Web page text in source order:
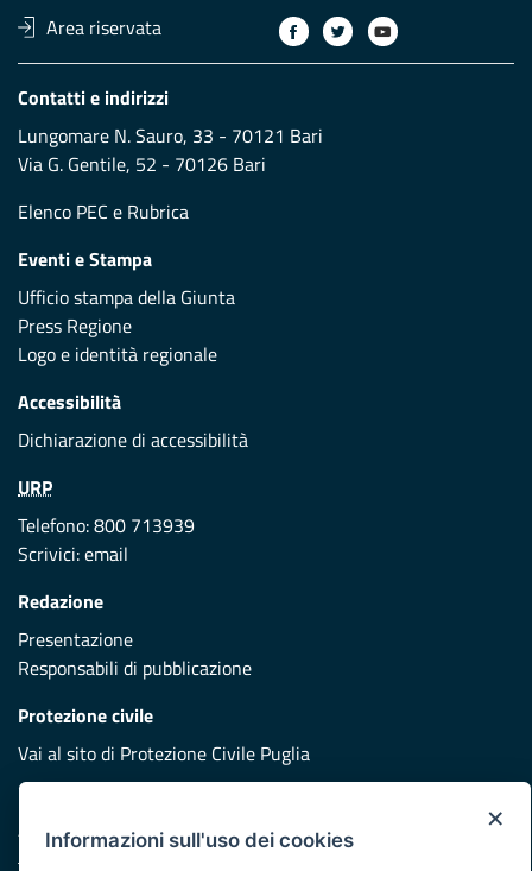
Area riservata
Contatti e indirizzi
Lungomare N. Sauro, 33 - 70121 Bari
Via G. Gentile, 52 - 70126 Bari
Elenco PEC e Rubrica
Eventi e Stampa
Ufficio stampa della Giunta
Press Regione
Logo e identità regionale
Accessibilità
Dichiarazione di accessibilità
URP
Telefono: 800 713939
Scrivici:email
Redazione
Presentazione
Responsabili di pubblicazione
Protezione civile
Vai al sito di Protezione Civile Puglia
Asse XI
×
Informazioni sull'uso dei cookies